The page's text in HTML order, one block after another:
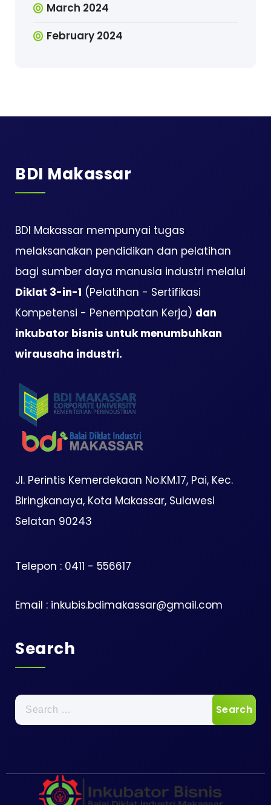
March 2024
February 2024
BDI Makassar
BDI Makassar mempunyai tugas
melaksanakan pendidikan dan pelatihan
bagi sumber daya manusia industri melalui
Diklat 3-in-1 (Pelatihan - Sertifikasi
Kompetensi - Penempatan Kerja) dan
inkubator bisnis untuk menumbuhkan
wirausaha industri.
Jl. Perintis Kemerdekaan No.KM.17, Pai, Kec.
Biringkanaya, Kota Makassar, Sulawesi
Selatan 90243
Telepon : 0411 - 556617
Email : inkubis.bdimakassar@gmail.com
Search
Search
for: